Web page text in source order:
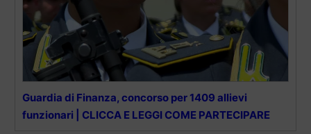
Guardia di Finanza, concorso per 1409 allievi
funzionari | CLICCA E LEGGI COME PARTECIPARE